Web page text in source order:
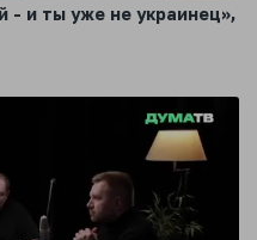
- и ты уже не украинец»,